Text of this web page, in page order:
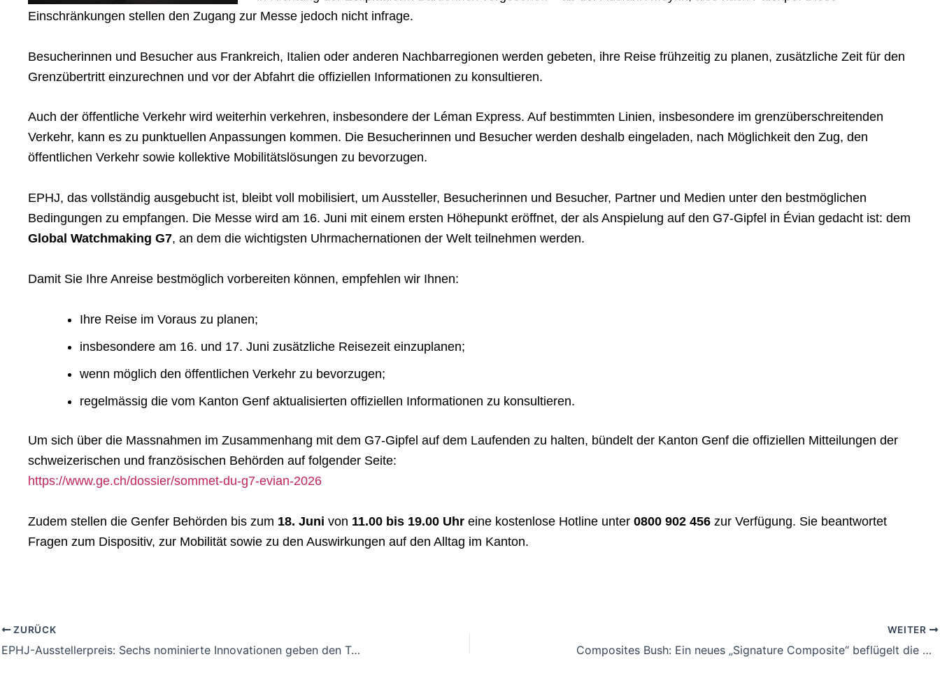
Einschränkungen stellen den Zugang zur Messe jedoch nicht infrage.
Besucherinnen und Besucher aus Frankreich, Italien oder anderen Nachbarregionen werden gebeten, ihre Reise frühzeitig zu planen, zusätzliche Zeit für den
Grenzübertritt einzurechnen und vor der Abfahrt die offiziellen Informationen zu konsultieren.
Auch der öffentliche Verkehr wird weiterhin verkehren, insbesondere der Léman Express. Auf bestimmten Linien, insbesondere im grenzüberschreitenden
Verkehr, kann es zu punktuellen Anpassungen kommen. Die Besucherinnen und Besucher werden deshalb eingeladen, nach Möglichkeit den Zug, den
öffentlichen Verkehr sowie kollektive Mobilitätslösungen zu bevorzugen.
EPHJ, das vollständig ausgebucht ist, bleibt voll mobilisiert, um Aussteller, Besucherinnen und Besucher, Partner und Medien unter den bestmöglichen
Bedingungen zu empfangen. Die Messe wird am 16. Juni mit einem ersten Höhepunkt eröffnet, der als Anspielung auf den G7-Gipfel in Évian gedacht ist: dem
Global Watchmaking G7, an dem die wichtigsten Uhrmachernationen der Welt teilnehmen werden.
Damit Sie Ihre Anreise bestmöglich vorbereiten können, empfehlen wir Ihnen:
Ihre Reise im Voraus zu planen;
insbesondere am 16. und 17. Juni zusätzliche Reisezeit einzuplanen;
wenn möglich den öffentlichen Verkehr zu bevorzugen;
regelmässig die vom Kanton Genf aktualisierten offiziellen Informationen zu konsultieren.
Um sich über die Massnahmen im Zusammenhang mit dem G7-Gipfel auf dem Laufenden zu halten, bündelt der Kanton Genf die offiziellen Mitteilungen der
schweizerischen und französischen Behörden auf folgender Seite:
https://www.ge.ch/dossier/sommet-du-g7-evian-2026
Zudem stellen die Genfer Behörden bis zum 18. Juni von 11.00 bis 19.00 Uhr eine kostenlose Hotline unter 0800 902 456 zur Verfügung. Sie beantwortet
Fragen zum Dispositiv, zur Mobilität sowie zu den Auswirkungen auf den Alltag im Kanton.
ZURÜCK
EPHJ-Ausstellerpreis: Sechs nominierte Innovationen geben den Ton für die Ausgabe 2026 an
WEITER
Composites Bush: Ein neues „Signature Composite“ beflügelt die Kreativen